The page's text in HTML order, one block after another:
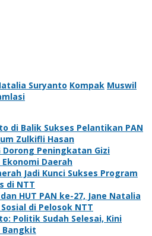
Suryanto Kompak Muswil
di Balik Sukses Pelantikan PAN
Zulkifli Hasan
Dorong Peningkatan Gizi
Daerah
Jadi Kunci Sukses Program
di NTT
HUT PAN ke-27, Jane Natalia
di Pelosok NTT
Politik Sudah Selesai, Kini
Bangkit